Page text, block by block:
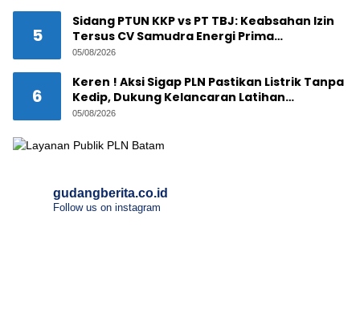
5
Sidang PTUN KKP vs PT TBJ: Keabsahan Izin
Tersus CV Samudra Energi Prima
Dipertanyakan
05/08/2026
6
Keren ! Aksi Sigap PLN Pastikan Listrik Tanpa
Kedip, Dukung Kelancaran Latihan
Terintegrasi Trimatra 2026 di Dabo Singkep
05/08/2026
gudangberita.co.id
Follow us on instagram